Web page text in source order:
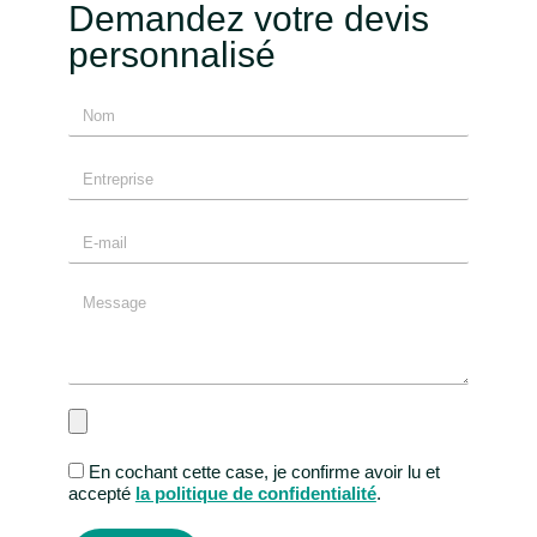
Demandez votre devis
personnalisé
En cochant cette case, je confirme avoir lu et
accepté la politique de confidentialité.